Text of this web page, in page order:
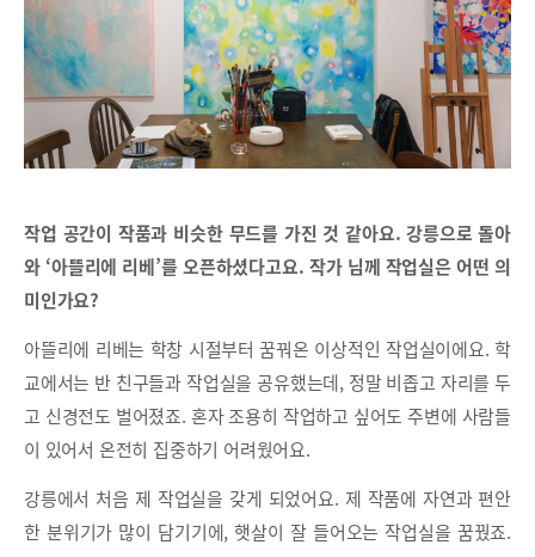
작업 공간이 작품과 비슷한 무드를 가진 것 같아요. 강릉으로 돌아
와 ‘아뜰리에 리베’를 오픈하셨다고요. 작가 님께 작업실은 어떤 의
미인가요?
아뜰리에 리베는 학창 시절부터 꿈꿔온 이상적인 작업실이에요. 학
교에서는 반 친구들과 작업실을 공유했는데, 정말 비좁고 자리를 두
고 신경전도 벌어졌죠. 혼자 조용히 작업하고 싶어도 주변에 사람들
이 있어서 온전히 집중하기 어려웠어요.
강릉에서 처음 제 작업실을 갖게 되었어요. 제 작품에 자연과 편안
한 분위기가 많이 담기기에, 햇살이 잘 들어오는 작업실을 꿈꿨죠.